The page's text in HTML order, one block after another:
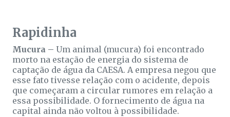
Rapidinha
Mucura – Um animal (mucura) foi encontrado
morto na estação de energia do sistema de
captação de água da CAESA. A empresa negou que
esse fato tivesse relação com o acidente, depois
que começaram a circular rumores em relação a
essa possibilidade. O fornecimento de água na
capital ainda não voltou à possibilidade.